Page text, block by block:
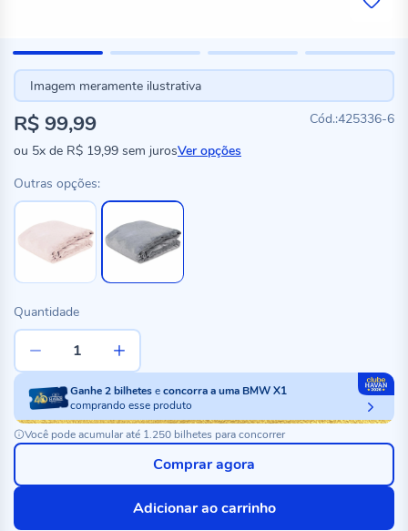
Imagem meramente ilustrativa
425336-6
R$ 99,99
ou 5x de R$ 19,99 sem jurosVer opções
Outras opções:
Quantidade
Ganhe2bilheteseconcorra a uma BMW X1
comprando esse produto
Você pode acumular até 1.250 bilhetes para concorrer
Adicionar ao carrinho
Comprar agora